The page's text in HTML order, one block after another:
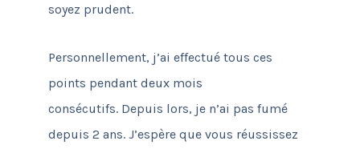
soyez prudent.
Personnellement, j’ai effectué tous ces
points pendant deux mois
consécutifs. Depuis lors, je n’ai pas fumé
depuis 2 ans. J’espère que vous réussissez